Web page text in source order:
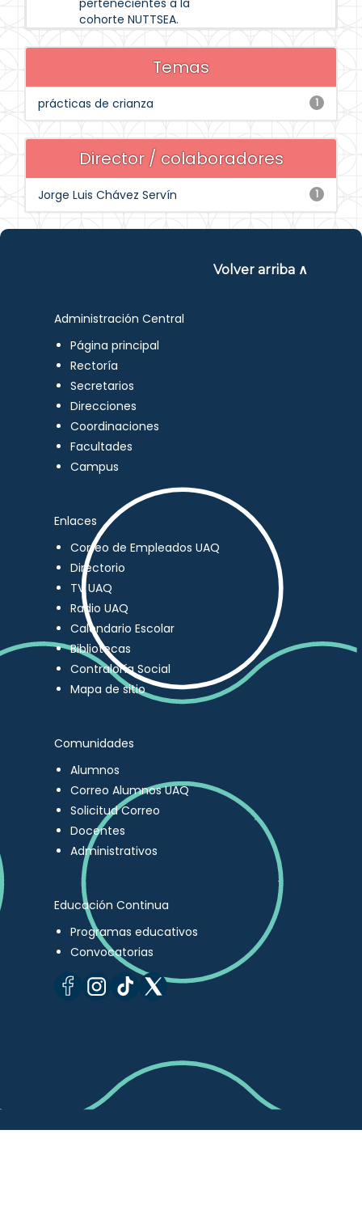
pertenecientes a la
cohorte NUTTSEA.
Temas
1
prácticas de crianza
Director / colaboradores
1
Jorge Luis Chávez Servín
Volver arriba ∧
Administración Central
Página principal
Rectoría
Secretarios
Direcciones
Coordinaciones
Facultades
Campus
Enlaces
Correo de Empleados UAQ
Directorio
TV UAQ
Radio UAQ
Calendario Escolar
Bibliotecas
Contraloría Social
Mapa de sitio
Comunidades
Alumnos
Correo Alumnos UAQ
Solicitud Correo
Docentes
Administrativos
Educación Continua
Programas educativos
Convocatorias